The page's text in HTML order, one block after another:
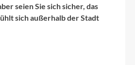
seien Sie sich sicher, das
sich außerhalb der Stadt